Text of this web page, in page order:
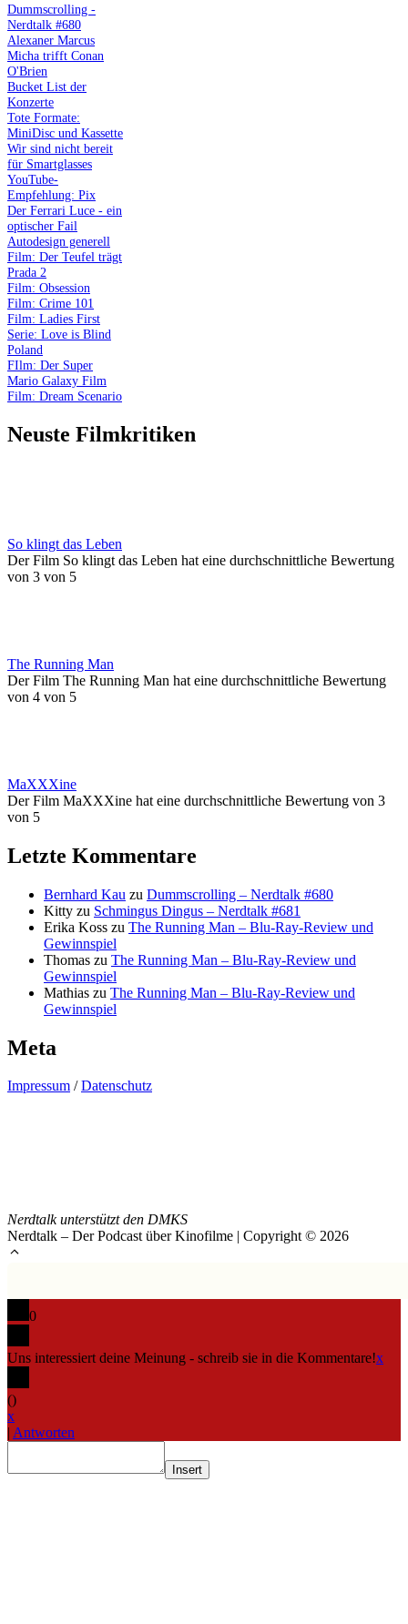
Dummscrolling -
Nerdtalk #680
Alexaner Marcus
Micha trifft Conan
O'Brien
Bucket List der
Konzerte
Tote Formate:
MiniDisc und Kassette
Wir sind nicht bereit
für Smartglasses
YouTube-
Empfehlung: Pix
Der Ferrari Luce - ein
optischer Fail
Autodesign generell
Film: Der Teufel trägt
Prada 2
Film: Obsession
Film: Crime 101
Film: Ladies First
Serie: Love is Blind
Poland
FIlm: Der Super
Mario Galaxy Film
Film: Dream Scenario
Neuste Filmkritiken
So klingt das Leben
Der Film So klingt das Leben hat eine durchschnittliche Bewertung
von 3 von 5
The Running Man
Der Film The Running Man hat eine durchschnittliche Bewertung
von 4 von 5
MaXXXine
Der Film MaXXXine hat eine durchschnittliche Bewertung von 3
von 5
Letzte Kommentare
Bernhard Kau zu Dummscrolling – Nerdtalk #680
Kitty zu Schmingus Dingus – Nerdtalk #681
Erika Koss zu The Running Man – Blu-Ray-Review und
Gewinnspiel
Thomas zu The Running Man – Blu-Ray-Review und
Gewinnspiel
Mathias zu The Running Man – Blu-Ray-Review und
Gewinnspiel
Meta
Impressum /Datenschutz
Nerdtalk unterstützt den DMKS
Nerdtalk – Der Podcast über Kinofilme | Copyright © 2026
0
Uns interessiert deine Meinung - schreib sie in die Kommentare!x
()
x
| Antworten
Insert